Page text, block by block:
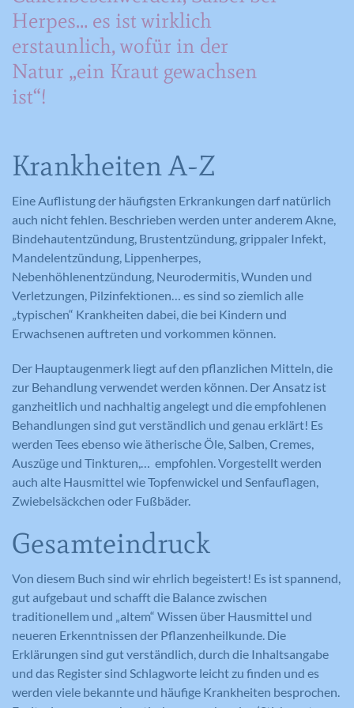
Herpes… es ist wirklich
erstaunlich, wofür in der
Natur „ein Kraut gewachsen
ist“!
Krankheiten A-Z
Eine Auflistung der häufigsten Erkrankungen darf natürlich
auch nicht fehlen. Beschrieben werden unter anderem Akne,
Bindehautentzündung, Brustentzündung, grippaler Infekt,
Mandelentzündung, Lippenherpes,
Nebenhöhlenentzündung, Neurodermitis, Wunden und
Verletzungen, Pilzinfektionen… es sind so ziemlich alle
„typischen“ Krankheiten dabei, die bei Kindern und
Erwachsenen auftreten und vorkommen können.
Der Hauptaugenmerk liegt auf den pflanzlichen Mitteln, die
zur Behandlung verwendet werden können. Der Ansatz ist
ganzheitlich und nachhaltig angelegt und die empfohlenen
Behandlungen sind gut verständlich und genau erklärt! Es
werden Tees ebenso wie ätherische Öle, Salben, Cremes,
Auszüge und Tinkturen,… empfohlen. Vorgestellt werden
auch alte Hausmittel wie Topfenwickel und Senfauflagen,
Zwiebelsäckchen oder Fußbäder.
Gesamteindruck
Von diesem Buch sind wir ehrlich begeistert! Es ist spannend,
gut aufgebaut und schafft die Balance zwischen
traditionellem und „altem“ Wissen über Hausmittel und
neueren Erkenntnissen der Pflanzenheilkunde. Die
Erklärungen sind gut verständlich, durch die Inhaltsangabe
und das Register sind Schlagworte leicht zu finden und es
werden viele bekannte und häufige Krankheiten besprochen.
Laufzeit Session
Eindeutige ID, die die Sitzung des
Benutzers identifiziert.
Anbieter Meine Familie
Laufzeit 1 Jahr
Zweck
Dieses Cookie wird verwendet, um Ihre
Cookie-Einstellungen für diese Website
zu speichern.
Zweck
Wird von Google Analytics verwendet,
um die Anforderungsrate
einzuschränken.
Anbieter Google Analytics
Laufzeit 1 Minute
Zweck
Wird von Google Analytics verwendet,
um die Anforderungsrate
einzuschränken.
Name _gid
Anbieter Google Analytics
Laufzeit 1 Tag
Zweck
Registriert eine eindeutige ID, die
verwendet wird, um statistische Daten
dazu, wie der Besucher die Website
nutzt, zu generieren.
Anbieter Google Analytics
Laufzeit 2 Jahre
Zweck
Registriert eine eindeutige ID, die
verwendet wird, um statistische Daten
Sie können dazu verwendet werden, ein Profil des
Such- und/oder Navigationsverlaufs jedes
Besuchers zu erstellen. Es können identifizierbare
oder eindeutige Daten gesammelt werden.
Anonymisierte Daten werden evtl. mit Dritten
geteilt.
Anbieter Google Maps
Laufzeit 6 Monate
Zweck
Wird zum Entsperren von Google Maps
Inhalten verwendet.
Name GPS
Laufzeit 1 Tag
Registriert eine eindeutige ID auf
mobilen Geräten, um Tracking
basierend auf dem geografischen GPS-
Standort zu ermöglichen.
Name VISITOR_INFO1_LIVE
Anbieter YouTube
Laufzeit 179 Tage
Zweck
Versucht, die Benutzerbandbreite auf
Seiten mit integrierten YouTube-Videos
zu schätzen.